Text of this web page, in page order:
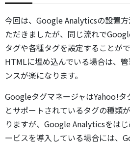
今回は、Google Analyticsの設置
ただきましたが、同じ流れで
タグや各種タグを設定することが
HTMLに埋め込んでいる場合は、
ンスが楽になります。
GoogleタグマネージャはYahoo!タ
とサポートされているタグの種類
りますが、Google Analyticsをは
ービスを導入している場合には、